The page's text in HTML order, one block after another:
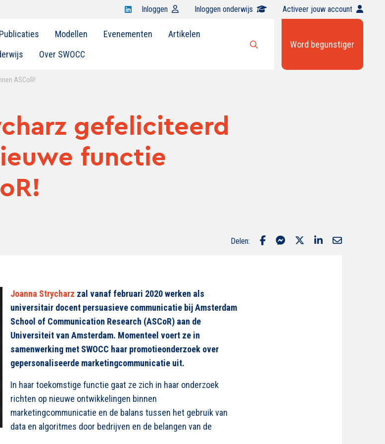
Open
op
Inloggen Inloggen onderwijs Activeer jouw account
Open
Publicaties Modellen Evenementen
Artikelen
Over SWOCC
Word begunstiger
ASCoR!
gefeliciteerd
functie
Delen:
Joanna Strycharz zal vanaf februari 2020 werken als
universitair docent persuasieve communicatie bij Amsterdam
School of Communication Research (ASCoR) aan de
Universiteit van Amsterdam. Momenteel voert ze in
samenwerking met SWOCC haar promotieonderzoek over
gepersonaliseerde marketingcommunicatie uit.
In haar toekomstige functie gaat ze zich in haar onderzoek
richten op nieuwe ontwikkelingen binnen
marketingcommunicatie en de balans tussen het gebruik van
data en algoritmes door bedrijven en de belangen van de